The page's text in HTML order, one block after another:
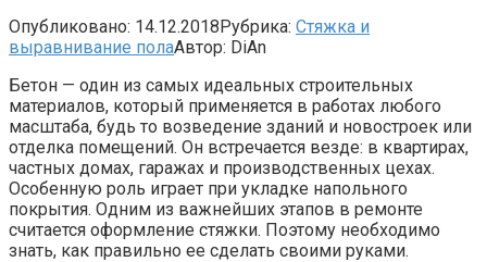
Опубликовано: 14.12.2018Рубрика: Стяжка и
выравнивание полаАвтор: DiAn
Бетон — один из самых идеальных строительных
материалов, который применяется в работах любого
масштаба, будь то возведение зданий и новостроек или
отделка помещений. Он встречается везде: в квартирах,
частных домах, гаражах и производственных цехах.
Особенную роль играет при укладке напольного
покрытия. Одним из важнейших этапов в ремонте
считается оформление стяжки. Поэтому необходимо
знать, как правильно ее сделать своими руками.